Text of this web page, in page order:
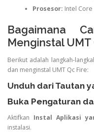
Prosesor: Intel Core
Bagaimana
Menginstal UMT
Berikut adalah langkah-
dan menginstal UMT Qc Fire:
Unduh dari Tautan
Buka Pengaturan
Aktifkan Instal Aplikasi
instalasi.